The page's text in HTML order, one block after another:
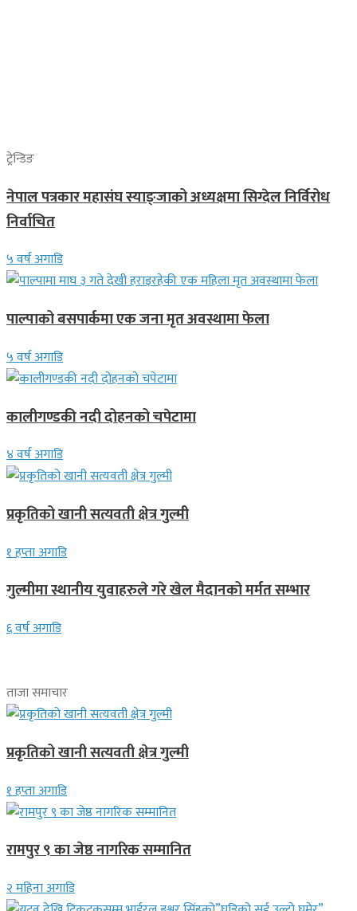
ट्रेन्डिङ
नेपाल पत्रकार महासंघ स्याङ्जाको अध्यक्षमा सिग्देल निर्विरोध
निर्वाचित
५ वर्ष अगाडि
पाल्पाको बसपार्कमा एक जना मृत अवस्थामा फेला
५ वर्ष अगाडि
कालीगण्डकी नदी दोहनको चपेटामा
४ वर्ष अगाडि
प्रकृतिको खानी सत्यवती क्षेत्र गुल्मी
१ हप्ता अगाडि
गुल्मीमा स्थानीय युवाहरुले गरे खेल मैदानको मर्मत सम्भार
६ वर्ष अगाडि
ताजा समाचार
प्रकृतिको खानी सत्यवती क्षेत्र गुल्मी
१ हप्ता अगाडि
रामपुर ९ का जेष्ठ नागरिक सम्मानित
२ महिना अगाडि